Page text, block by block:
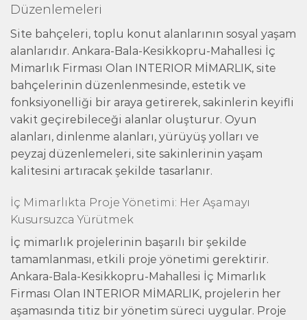
Düzenlemeleri
Site bahçeleri, toplu konut alanlarının sosyal yaşam
alanlarıdır. Ankara-Bala-Kesikkopru-Mahallesi İç
Mimarlık Firması Olan INTERIOR MİMARLIK, site
bahçelerinin düzenlenmesinde, estetik ve
fonksiyonelliği bir araya getirerek, sakinlerin keyifli
vakit geçirebileceği alanlar oluşturur. Oyun
alanları, dinlenme alanları, yürüyüş yolları ve
peyzaj düzenlemeleri, site sakinlerinin yaşam
kalitesini artıracak şekilde tasarlanır.
İç Mimarlıkta Proje Yönetimi: Her Aşamayı
Kusursuzca Yürütmek
İç mimarlık projelerinin başarılı bir şekilde
tamamlanması, etkili proje yönetimi gerektirir.
Ankara-Bala-Kesikkopru-Mahallesi İç Mimarlık
Firması Olan INTERIOR MİMARLIK, projelerin her
aşamasında titiz bir yönetim süreci uygular. Proje